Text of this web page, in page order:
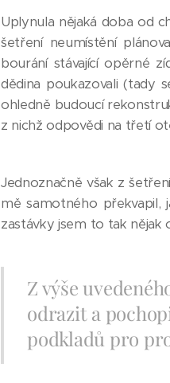
Uplynula nějaká doba od
šetření neumístění
bourání stávající opěrné
dědina poukazovali (tady
ohledně budoucí
z nichž odpovědi na třetí
Jednoznačně však z
mě samotného překvapil,
zastávky jsem to tak nějak
Z výše
odrazit a
podkladů pro